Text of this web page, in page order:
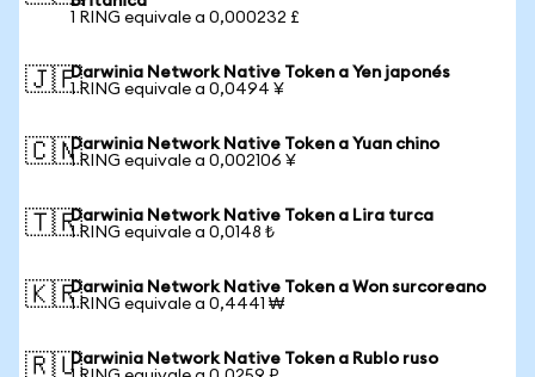
1 RING equivale a 0,000232 £
🇯🇵Darwinia Network Native Token a Yen japonés
1 RING equivale a 0,0494 ¥
🇨🇳Darwinia Network Native Token a Yuan chino
1 RING equivale a 0,002106 ¥
🇹🇷Darwinia Network Native Token a Lira turca
1 RING equivale a 0,0148 ₺
🇰🇷Darwinia Network Native Token a Won surcoreano
1 RING equivale a 0,4441 ₩
🇷🇺Darwinia Network Native Token a Rublo ruso